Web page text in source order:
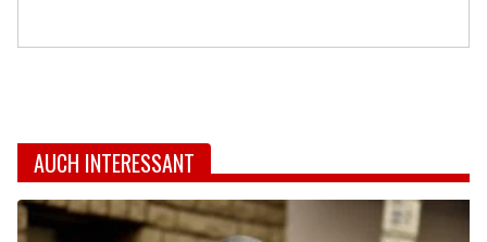
AUCH INTERESSANT